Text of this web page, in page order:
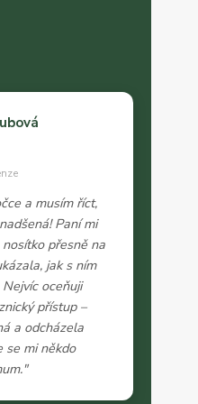
a musím říct,
Paní mi
přesně na
jak s ním
oceňuji
přístup –
a odcházela
se mi někdo